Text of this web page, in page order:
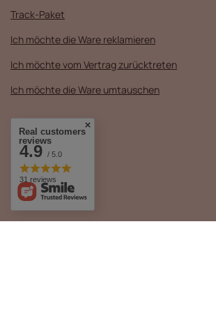
Track-Paket
Ich möchte die Ware reklamieren
Ich möchte vom Vertrag zurücktreten
Ich möchte die Ware umtauschen
Real customers
reviews
4.9 / 5.0
31 reviews